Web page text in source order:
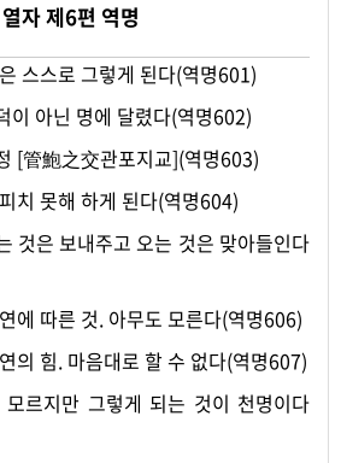
열자 제6편 역명
스스로 그렇게 된다(역명601)
이 아닌 명에 달렸다(역명602)
[管鮑之交관포지교](역명603)
치 못해 하게 된다(역명604)
것은 보내주고 오는 것은 맞아들인다
에 따른 것. 아무도 모른다(역명606)
의 힘. 마음대로 할 수 없다(역명607)
르지만 그렇게 되는 것이 천명이다